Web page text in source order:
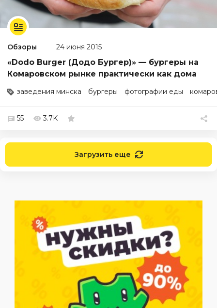
Обзоры 24 июня 2015
«Dodo Burger (Додо Бургер)» — бургеры на
Комаровском рынке практически как дома
заведения минска бургеры фотографии еды
55 3.7K
Загрузить еще